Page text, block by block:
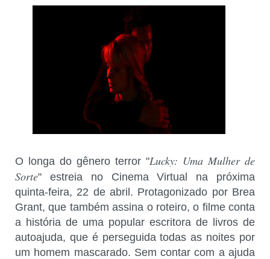
O longa do gênero terror "Lucky: Uma Mulher de
Sorte" estreia no Cinema Virtual na próxima
quinta-feira, 22 de abril. Protagonizado por Brea
Grant, que também assina o roteiro, o filme conta
a história de uma popular escritora de livros de
autoajuda, que é perseguida todas as noites por
um homem mascarado. Sem contar com a ajuda